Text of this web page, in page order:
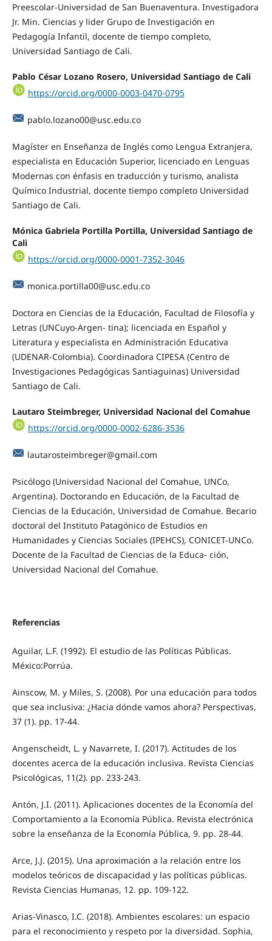
Preescolar-Universidad de San Buenaventura. Investigadora
Jr. Min. Ciencias y lider Grupo de Investigación en
Pedagogía Infantil, docente de tiempo completo,
Universidad Santiago de Cali.
Pablo César Lozano Rosero, Universidad Santiago de Cali
https://orcid.org/0000-0003-0470-0795
pablo.lozano00@usc.edu.co
Magíster en Enseñanza de Inglés como Lengua Extranjera,
especialista en Educación Superior, licenciado en Lenguas
Modernas con énfasis en traducción y turismo, analista
Químico Industrial, docente tiempo completo Universidad
Santiago de Cali.
Mónica Gabriela Portilla Portilla, Universidad Santiago de
Cali
https://orcid.org/0000-0001-7352-3046
monica.portilla00@usc.edu.co
Doctora en Ciencias de la Educación, Facultad de Filosofía y
Letras (UNCuyo-Argen- tina); licenciada en Español y
Literatura y especialista en Administración Educativa
(UDENAR-Colombia). Coordinadora CIPESA (Centro de
Investigaciones Pedagógicas Santiaguinas) Universidad
Santiago de Cali.
Lautaro Steimbreger, Universidad Nacional del Comahue
https://orcid.org/0000-0002-6286-3536
lautarosteimbreger@gmail.com
Psicólogo (Universidad Nacional del Comahue, UNCo,
Argentina). Doctorando en Educación, de la Facultad de
Ciencias de la Educación, Universidad de Comahue. Becario
doctoral del Instituto Patagónico de Estudios en
Humanidades y Ciencias Sociales (IPEHCS), CONICET-UNCo.
Docente de la Facultad de Ciencias de la Educa- ción,
Universidad Nacional del Comahue.
Referencias
Aguilar, L.F. (1992). El estudio de las Políticas Públicas.
México:Porrúa.
Ainscow, M. y Miles, S. (2008). Por una educación para todos
que sea inclusiva: ¿Hacia dónde vamos ahora? Perspectivas,
37 (1). pp. 17-44.
Angenscheidt, L. y Navarrete, I. (2017). Actitudes de los
docentes acerca de la educación inclusiva. Revista Ciencias
Psicológicas, 11(2). pp. 233-243.
Antón, J.I. (2011). Aplicaciones docentes de la Economía del
Comportamiento a la Economía Pública. Revista electrónica
sobre la enseñanza de la Economía Pública, 9. pp. 28-44.
Arce, J.J. (2015). Una aproximación a la relación entre los
modelos teóricos de discapacidad y las políticas públicas.
Revista Ciencias Humanas, 12. pp. 109-122.
Arias-Vinasco, I.C. (2018). Ambientes escolares: un espacio
para el reconocimiento y respeto por la diversidad. Sophia,